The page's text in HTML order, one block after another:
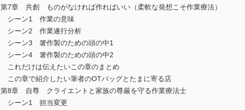
第7章 共創 ものがなければ作ればいい（柔軟な発想こそ作業療法）
シーン1 作業の意味
シーン2 作業遂行分析
シーン3 箸作製のための頭の中1
シーン4 箸作製のための頭の中2
これだけは伝えたいこの章のまとめ
この章で紹介したい筆者のOTバッグとたまに寄る店
第8章 自尊 クライエントと家族の尊厳を守る作業療法士
シーン1 担当変更